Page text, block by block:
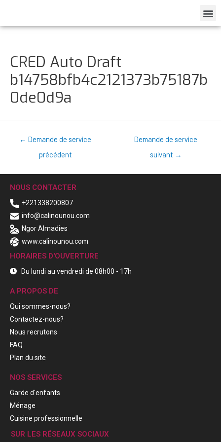
CRED Auto Draft
b14758bfb4c2121373b75187b
0de0d9a
← Demande de service
précédent
Demande de service
suivant →
NOUS CONTACTER
+221338200807
info@calinounou.com
Ngor Almadies
www.calinounou.com
HORAIRES D'OUVERTURE
Du lundi au vendredi de 08h00 - 17h
A PROPOS DE
Qui sommes-nous?
Contactez-nous?
Nous recrutons
FAQ
Plan du site
NOS SERVICES
Garde d'enfants
Ménage
Cuisine professionnelle
SUR LES RÉSEAUX SOCIAUX